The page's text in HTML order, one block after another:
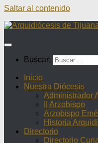
Saltar al contenido
Buscar:
Inicio
Nuestra Diócesis
Administrador
II Arzobispo
Arzobispo
Historia
Directorio
Directorio